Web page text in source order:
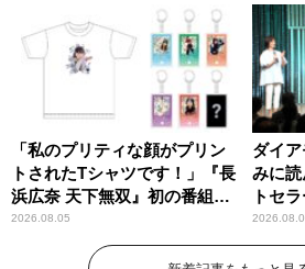
「私のプリティな顔がプリン
トされたTシャツです！」『長
浜広奈 天下無双』初の番組グ
ッズ発売
2026.08.05
ダイ
みに
トセ
紹介